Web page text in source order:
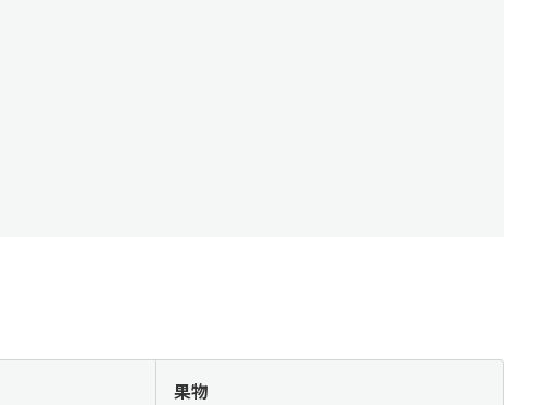
果物